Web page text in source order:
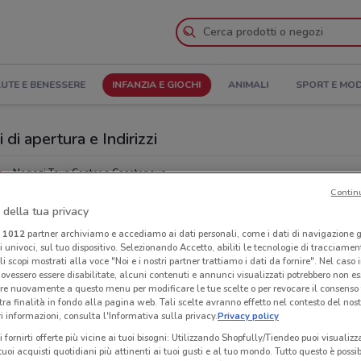
E BENESSERE INFANZIA E GIOCHI ANIMALI SPORT E
di apertura e Indirizzi
Negozi Toys Center a Casatenovo
della tua privacy
1012partner archiviamo e accediamo ai dati personali, come i dati di navigazione
sul tuo dispositivo. Selezionando Accetto, abiliti le tecnologie di
scopi mostrati alla voce "Noi e i nostri partner trattiamo i dati da fornire". Nel caso
essere disabilitate, alcuni contenuti e annunci visualizzati potrebbero non
nuovamente a questo menu per modificare le tue scelte o per revocare il
finalità in fondo alla pagina web. Tali scelte avranno effetto nel contesto del
informazioni, consulta l'Informativa sulla privacy.Privacy policy
fornirti offerte più vicine ai tuoi bisogni: Utilizzando Shopfully/Tiendeo puoi
acquisti quotidiani più attinenti ai tuoi gusti e al tuo mondo. Tutto questo è